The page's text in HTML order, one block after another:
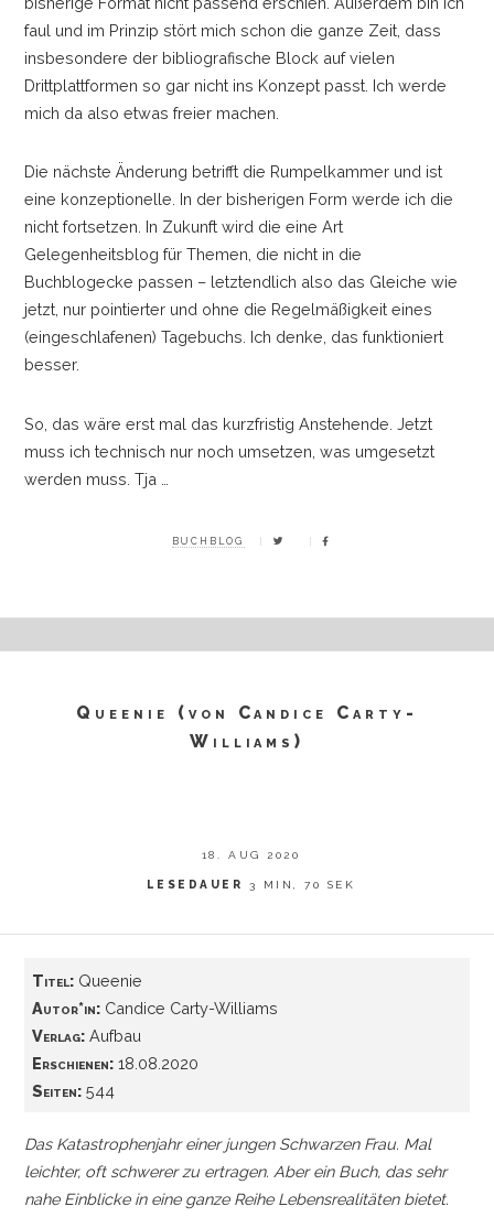
faul und im Prinzip stört mich schon die ganze Zeit, dass
insbesondere der bibliografische Block auf vielen
Drittplattformen so gar nicht ins Konzept passt. Ich werde
mich da also etwas freier machen.
Die nächste Änderung betrifft die Rumpelkammer und ist
eine konzeptionelle. In der bisherigen Form werde ich die
nicht fortsetzen. In Zukunft wird die eine Art
Gelegenheitsblog für Themen, die nicht in die
Buchblogecke passen –letztendlich also das Gleiche wie
jetzt, nur pointierter und ohne die Regelmäßigkeit eines
(eingeschlafenen) Tagebuchs. Ich denke, das funktioniert
besser.
So, das wäre erst mal das kurzfristig Anstehende. Jetzt
muss ich technisch nur noch umsetzen, was umgesetzt
werden muss. Tja
BUCHBLOG
Queenie (von Candice Carty-
Williams)
18. AUG 2020
LESEDAUER 3 MIN, 70 SEK
Titel:Queenie
Autor*in:Candice Carty-Williams
Verlag:Aufbau
Erschienen:18.08.2020
Seiten:544
Das Katastrophenjahr einer jungen Schwarzen Frau. Mal
leichter, oft schwerer zu ertragen. Aber ein Buch, das sehr
nahe Einblicke in eine ganze Reihe Lebensrealitäten bietet.